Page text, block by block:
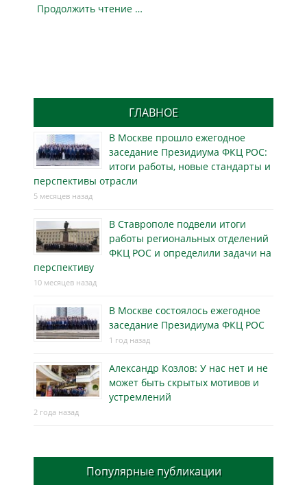
Продолжить чтение …
ГЛАВНОЕ
В Москве прошло ежегодное
заседание Президиума ФКЦ РОС:
итоги работы, новые стандарты и
перспективы отрасли
5 месяцев назад
В Ставрополе подвели итоги
работы региональных отделений
ФКЦ РОС и определили задачи на
перспективу
10 месяцев назад
В Москве состоялось ежегодное
заседание Президиума ФКЦ РОС
1 год назад
Александр Козлов: У нас нет и не
может быть скрытых мотивов и
устремлений
2 года назад
Популярные публикации